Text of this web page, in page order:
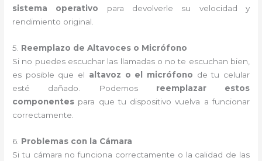
sistema operativo para devolverle su velocidad y
rendimiento original.
5. Reemplazo de Altavoces o Micrófono
Si no puedes escuchar las llamadas o no te escuchan bien,
es posible que el altavoz o el micrófono de tu celular
esté dañado. Podemos reemplazar estos
componentes para que tu dispositivo vuelva a funcionar
correctamente.
6. Problemas con la Cámara
Si tu cámara no funciona correctamente o la calidad de las